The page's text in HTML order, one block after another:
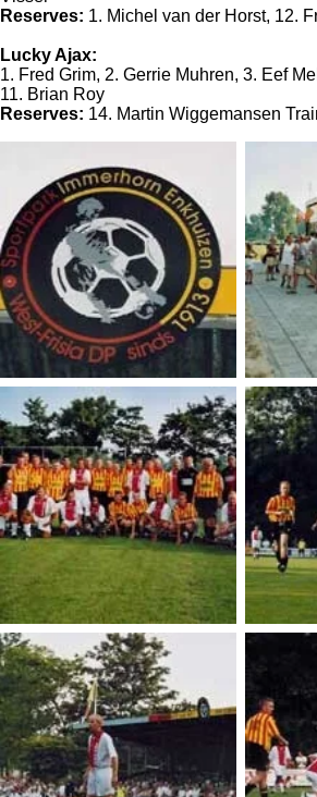
Reserves: 1. Michel van der Horst, 12.
Lucky Ajax:
1. Fred Grim, 2. Gerrie Muhren, 3. Eef
11. Brian Roy
Reserves: 14. Martin Wiggemansen